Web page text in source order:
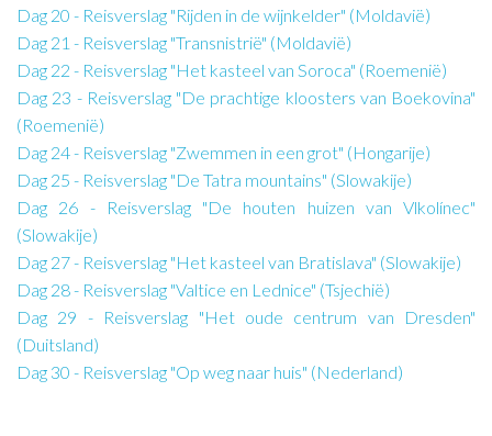
Dag 20 - Reisverslag "Rijden in de wijnkelder" (Moldavië)
Dag 21 - Reisverslag "Transnistrië" (Moldavië)
Dag 22 - Reisverslag "Het kasteel van Soroca" (Roemenië)
Dag 23 - Reisverslag "De prachtige kloosters van Boekovina"
(Roemenië)
Dag 24 - Reisverslag "Zwemmen in een grot" (Hongarije)
Dag 25 - Reisverslag "De Tatra mountains" (Slowakije)
Dag 26 - Reisverslag "De houten huizen van Vlkolínec"
(Slowakije)
Dag 27 - Reisverslag "Het kasteel van Bratislava" (Slowakije)
Dag 28 - Reisverslag "Valtice en Lednice" (Tsjechië)
Dag 29 - Reisverslag "Het oude centrum van Dresden"
(Duitsland)
Dag 30 - Reisverslag "Op weg naar huis" (Nederland)